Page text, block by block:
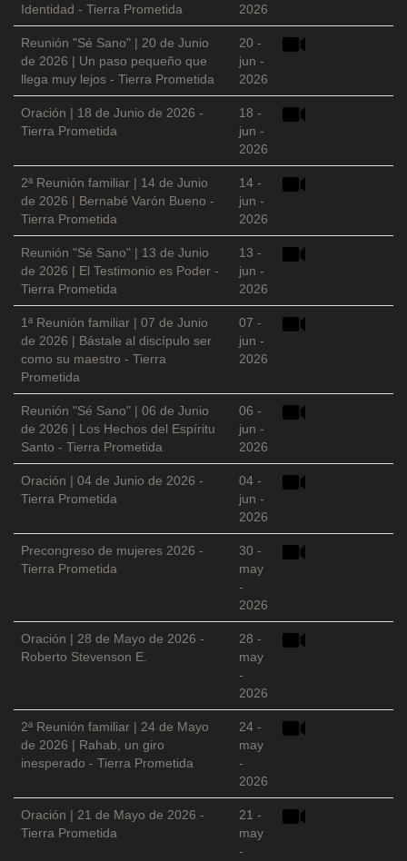
Identidad - Tierra Prometida
2026
Reunión "Sé Sano" | 20 de Junio
de 2026 | Un paso pequeño que
llega muy lejos - Tierra Prometida
20 -
jun -
2026
Oración | 18 de Junio de 2026 -
Tierra Prometida
18 -
jun -
2026
2ª Reunión familiar | 14 de Junio
de 2026 | Bernabé Varón Bueno -
Tierra Prometida
14 -
jun -
2026
Reunión "Sé Sano" | 13 de Junio
de 2026 | El Testimonio es Poder -
Tierra Prometida
13 -
jun -
2026
1ª Reunión familiar | 07 de Junio
de 2026 | Bástale al discípulo ser
como su maestro - Tierra
Prometida
07 -
jun -
2026
Reunión "Sé Sano" | 06 de Junio
de 2026 | Los Hechos del Espíritu
Santo - Tierra Prometida
06 -
jun -
2026
Oración | 04 de Junio de 2026 -
Tierra Prometida
04 -
jun -
2026
Precongreso de mujeres 2026 -
Tierra Prometida
30 -
may
-
2026
Oración | 28 de Mayo de 2026 -
Roberto Stevenson E.
28 -
may
-
2026
2ª Reunión familiar | 24 de Mayo
de 2026 | Rahab, un giro
inesperado - Tierra Prometida
24 -
may
-
2026
Oración | 21 de Mayo de 2026 -
Tierra Prometida
21 -
may
-